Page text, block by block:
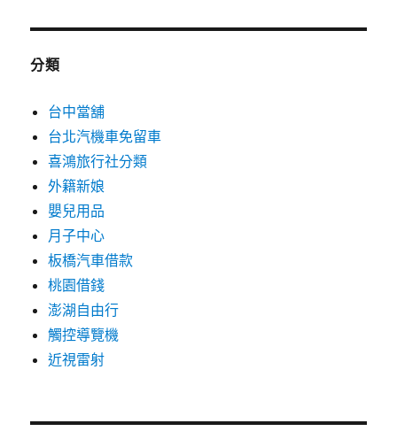
分類
台中當舖
台北汽機車免留車
喜鴻旅行社分類
外籍新娘
嬰兒用品
月子中心
板橋汽車借款
桃園借錢
澎湖自由行
觸控導覽機
近視雷射